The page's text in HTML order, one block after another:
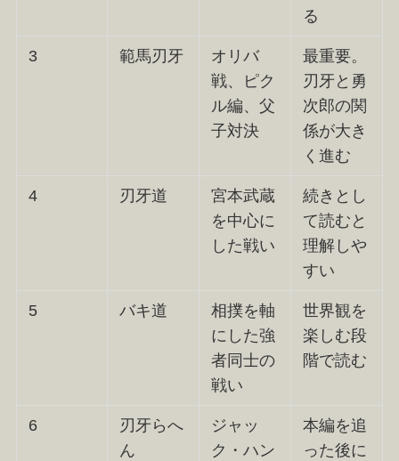
る
3 範馬刃牙
オリバ
戦、ピク
ル編、父
子対決
最重要。
刃牙と勇
次郎の関
係が大き
く進む
4 刃牙道
宮本武蔵
を中心に
した戦い
続きとし
て読むと
理解しや
すい
5 バキ道
相撲を軸
にした強
者同士の
戦い
世界観を
楽しむ段
階で読む
6
刃牙らへ
ん
ジャッ
ク・ハン
本編を追
った後に